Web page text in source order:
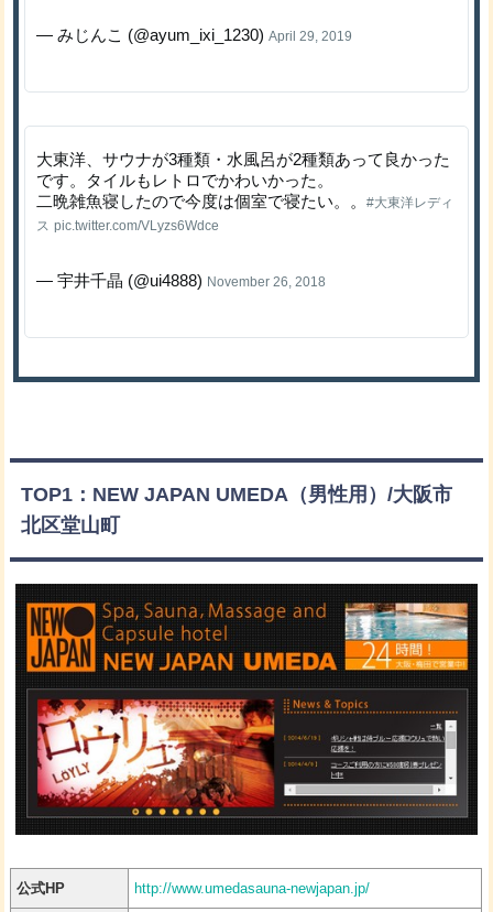
— みじんこ (@ayum_ixi_1230)April 29, 2019
大東洋、サウナが3種類・水風呂が2種類あって良かった
です。タイルもレトロでかわいかった。
二晩雑魚寝したので今度は個室で寝たい。。#大東洋レディ
ス pic.twitter.com/VLyzs6Wdce
— 宇井千晶 (@ui4888) November 26, 2018
TOP1：NEW JAPAN UMEDA（男性用）/大阪市
北区堂山町
公式HP http://www.umedasauna-newjapan.jp/